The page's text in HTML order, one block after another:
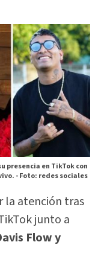
presencia en TikTok con
-Foto: redes sociales
atención tras
junto a
Flow y